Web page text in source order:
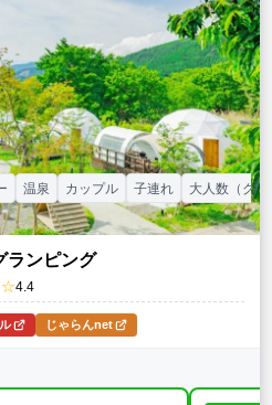
ランピング
4.4
温泉 カップル 子連れ 大人数（グ
じゃらんnet